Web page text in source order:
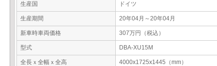
生産国 ドイツ
生産期間 20年04月～20年04月
新車時車両価格 307万円（税込）
型式 DBA-XU15M
全長ｘ全幅ｘ全高 4000x1725x1445（mm）